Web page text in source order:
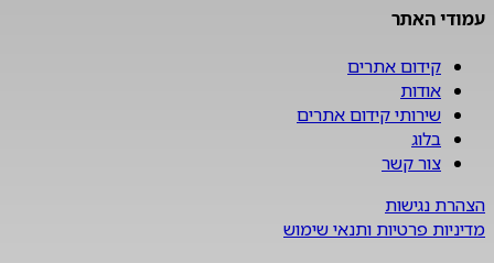
עמודי האתר
קידום אתרים
אודות
שירותי קידום אתרים
בלוג
צור קשר
הצהרת נגישות
מדיניות פרטיות ותנאי שימוש